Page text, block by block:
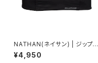
NATHAN(ネイサン) | ジップス
ターマックス | ブラック | Unise
x
¥4,950